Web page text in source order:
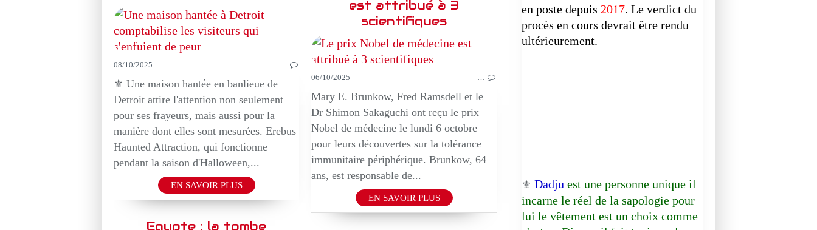
DOCUMENTAIRE
08/10/2025
⚜️ Une maison hantée en banlieue de
Detroit attire l'attention non seulement
pour ses frayeurs, mais aussi pour la
manière dont elles sont mesurées. Erebus
Haunted Attraction, qui fonctionne
pendant la saison d'Halloween,...
EN SAVOIR PLUS
est attribué à 3
scientifiques
06/10/2025
Mary E. Brunkow, Fred Ramsdell et le
Dr Shimon Sakaguchi ont reçu le prix
Nobel de médecine le lundi 6 octobre
pour leurs découvertes sur la tolérance
immunitaire périphérique. Brunkow, 64
ans, est responsable de...
EN SAVOIR PLUS
Egypte : la tombe
en poste depuis 2017. Le verdict du
procès en cours devrait être rendu
ultérieurement.
⚜️ Dadju est une personne unique il
incarne le réel de la sapologie pour
lui le vêtement est un choix comme